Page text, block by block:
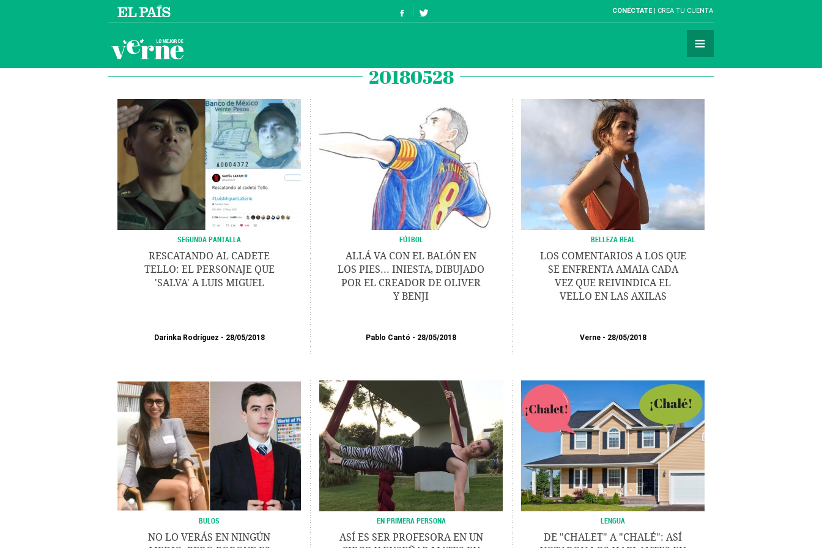
CONÉCTATE CREA TU CUENTA
20180528
SEGUNDA PANTALLA
RESCATANDO AL CADETE
TELLO: EL PERSONAJE QUE
'SALVA' A LUIS MIGUEL
Darinka Rodríguez 28/05/2018
FÚTBOL
ALLÁ VA CON EL BALÓN EN
LOS PIES... INIESTA, DIBUJADO
POR EL CREADOR DE OLIVER
Y BENJI
Pablo Cantó 28/05/2018
BELLEZA REAL
LOS COMENTARIOS A LOS QUE
SE ENFRENTA AMAIA CADA
VEZ QUE REIVINDICA EL
VELLO EN LAS AXILAS
Verne 28/05/2018
BULOS
NO LO VERÁS EN NINGÚN
EN PRIMERA PERSONA
ASÍ ES SER PROFESORA EN UN
LENGUA
DE "CHALET" A "CHALÉ": ASÍ